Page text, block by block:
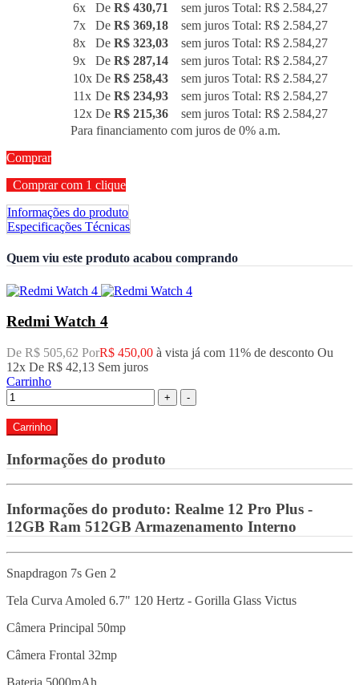
6x
De R$ 430,71 sem juros Total: R$ 2.584,27
7x
De R$ 369,18 sem juros Total: R$ 2.584,27
8x
De R$ 323,03 sem juros Total: R$ 2.584,27
9x
De R$ 287,14 sem juros Total: R$ 2.584,27
10x De R$ 258,43 sem juros Total: R$ 2.584,27
11x De R$ 234,93 sem juros Total: R$ 2.584,27
12x De R$ 215,36 sem juros Total: R$ 2.584,27
Para financiamento com juros de 0% a.m.
Comprar
Comprar com 1 clique
Informações do produto
Especificações Técnicas
Quem viu este produto acabou comprando
Redmi Watch 4
De R$ 505,62 PorR$ 450,00 à vista já com 11% de desconto Ou
12x De R$ 42,13 Sem juros
Carrinho
+ -
Carrinho
Informações do produto
Informações do produto: Realme 12 Pro Plus -
12GB Ram 512GB Armazenamento Interno
Snapdragon 7s Gen 2
Tela Curva Amoled 6.7" 120 Hertz - Gorilla Glass Victus
Câmera Principal 50mp
Câmera Frontal 32mp
Bateria 5000mAh